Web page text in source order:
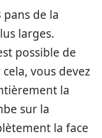
pans de la
larges.
possible de
vous devez
la
sur la
la face